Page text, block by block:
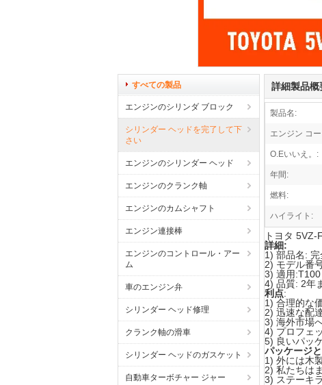
すべての製品
エンジンのシリンダ ブロック
シリンダー ヘッドを完了して下
さい
エンジンのシリンダー ヘッド
エンジンのクランク軸
エンジンのカムシャフト
エンジン連接棒
エンジンのコントロール・アー
ム
車のエンジン弁
シリンダー ヘッド修理
クランク軸の滑車
シリンダー ヘッドのガスケット
自動車ターボチャー ジャー
詳細製品概
製品名:
エンジン コ
O.Eいいえ。:
年間:
燃料:
ハイライト:
トヨタ
詳細:
1) 部品名:
2) モデル番
3) 適用
4) 品質: 2年
利点:
1) 合理的な
2) 迅速な配
3) 海外市場
4) プロフェ
5) 良いパッ
パッケージ
1) 外には木
2) 私たちは
3) ステーキ